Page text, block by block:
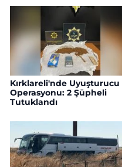
Kırklareli'nde Uyuşturucu
Operasyonu: 2 Şüpheli
Tutuklandı